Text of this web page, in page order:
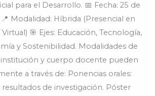
para el Desarrollo. 📅 Fecha: 25 de
Modalidad: Híbrida (Presencial en
🎯 Ejes: Educación, Tecnología,
y Sostenibilidad. Modalidades de
institución y cuerpo docente pueden
a través de: Ponencias orales:
de investigación. Póster